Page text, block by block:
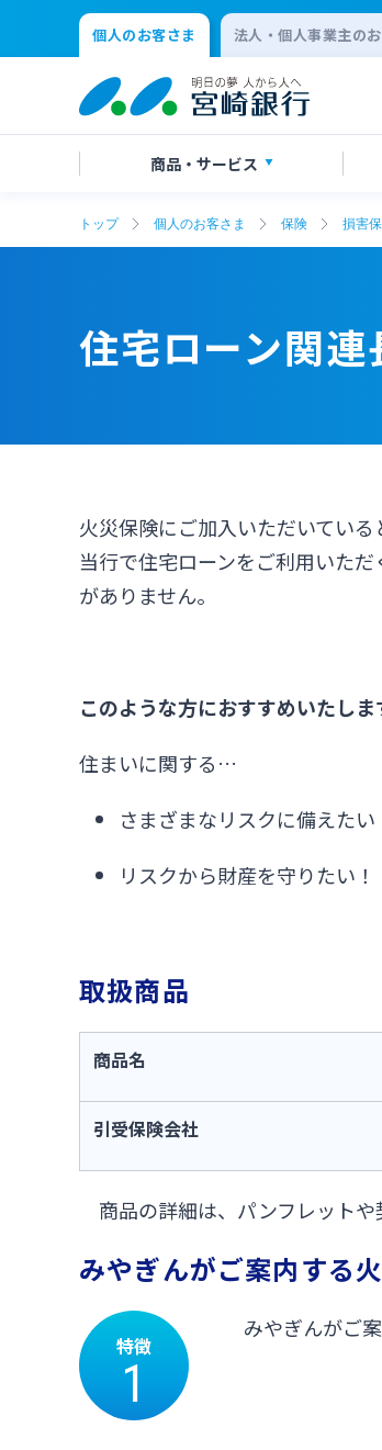
個人のお客さま 法人・個人事業主の
商品・ サービス
トップ 個人のお客さま 保険 損害
住宅ローン関
火災保険にご加入いただいてい
当行で住宅ローンをご利用いた
がありません。
このような方におすすめいたしま
住まいに関する…
さまざまなリスクに備えたい
リスクから財産を守りたい！
取扱商品
商品名
引受保険会社
商品の詳細は、パンフレット
みやぎんがご案内する
特徴
1
みやぎんがご